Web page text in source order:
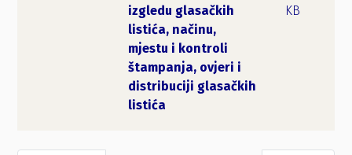
izgledu glasačkih
listića, načinu,
mjestu i kontroli
štampanja, ovjeri i
distribuciji glasačkih
listića
KB